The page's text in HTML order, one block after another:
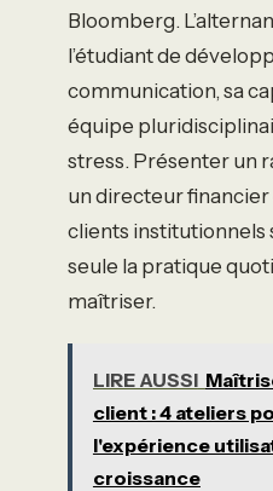
Bloomberg.
l’étudiant de
communication, sa
équipe
stress. Présenter un
un directeur
clients institutionnels
seule la pratique
maîtriser.
LIRE AUSSI
client : 4 ateliers
l'expérience
croissance